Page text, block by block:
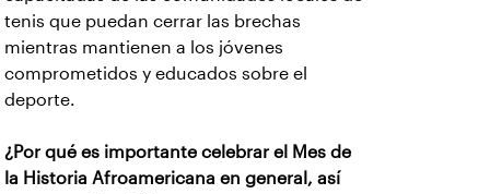
tenis que puedan cerrar las brechas
mientras mantienen a los jóvenes
comprometidos y educados sobre el
deporte.
¿Por qué es importante celebrar el Mes de
la Historia Afroamericana en general, así